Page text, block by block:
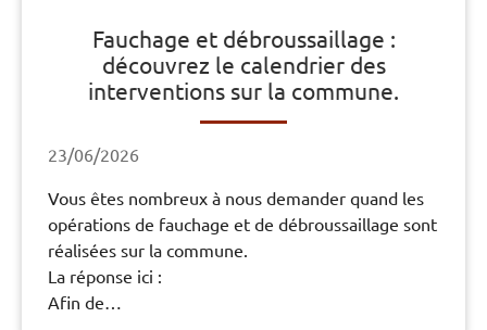
Fauchage et débroussaillage :
découvrez le calendrier des
interventions sur la commune.
23/06/2026
Vous êtes nombreux à nous demander quand les
opérations de fauchage et de débroussaillage sont
réalisées sur la commune.
La réponse ici :
Afin de…